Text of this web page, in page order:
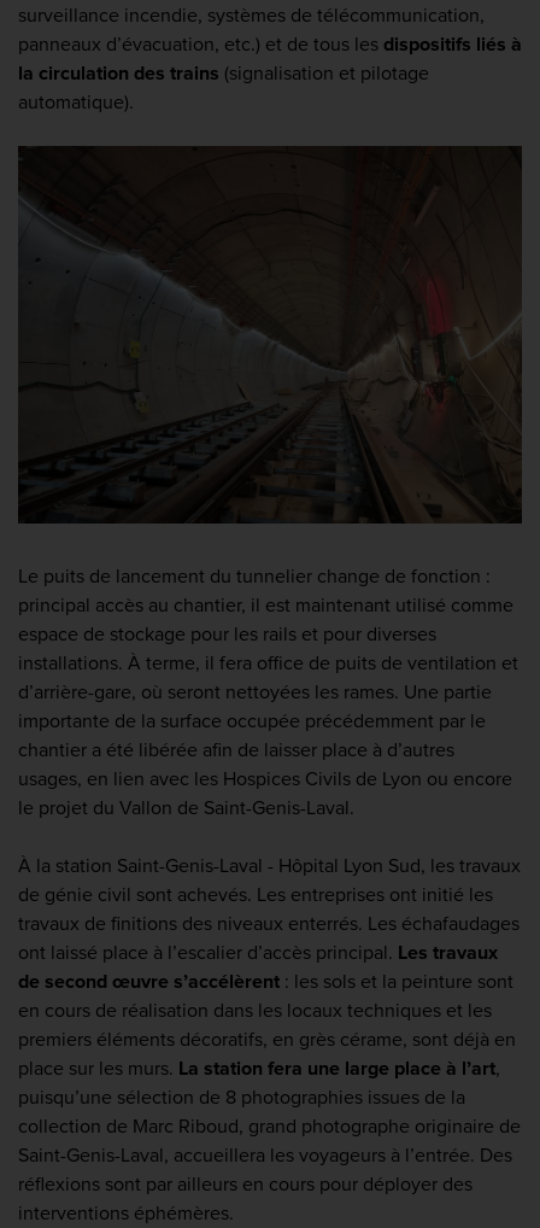
surveillance incendie, systèmes de télécommunication,
panneaux d’évacuation, etc.) et de tous les dispositifs liés à
la circulation des trains (signalisation et pilotage
automatique).
Le puits de lancement du tunnelier change de fonction :
principal accès au chantier, il est maintenant utilisé comme
espace de stockage pour les rails et pour diverses
installations. À terme, il fera office de puits de ventilation et
d’arrière-gare, où seront nettoyées les rames. Une partie
importante de la surface occupée précédemment par le
chantier a été libérée afin de laisser place à d’autres
usages, en lien avec les Hospices Civils de Lyon ou encore
le projet du Vallon de Saint-Genis-Laval.
À la station Saint-Genis-Laval - Hôpital Lyon Sud, les travaux
de génie civil sont achevés. Les entreprises ont initié les
travaux de finitions des niveaux enterrés. Les échafaudages
ont laissé place à l’escalier d’accès principal. Les travaux
de second œuvre s’accélèrent : les sols et la peinture sont
en cours de réalisation dans les locaux techniques et les
premiers éléments décoratifs, en grès cérame, sont déjà en
place sur les murs. La station fera une large place à l’art,
puisqu’une sélection de 8 photographies issues de la
collection de Marc Riboud, grand photographe originaire de
Saint-Genis-Laval, accueillera les voyageurs à l’entrée. Des
réflexions sont par ailleurs en cours pour déployer des
interventions éphémères.